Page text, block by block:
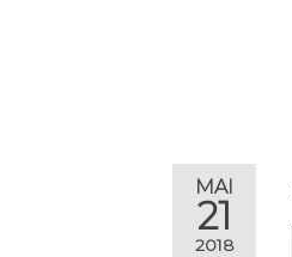
MAI
21
2018